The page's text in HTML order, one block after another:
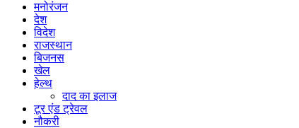
मनोरंजन
देश
विदेश
राजस्थान
बिजनस
खेल
हेल्थ
दाद का इलाज
टूर एंड ट्रेवल
नौकरी